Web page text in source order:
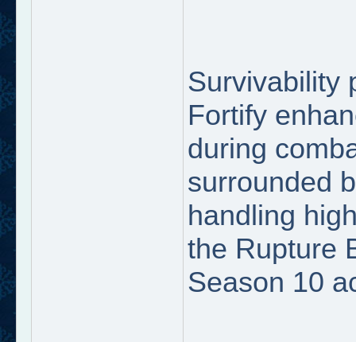
Survivability
Fortify
during
surrounded
handling
the Rupture
Season 10